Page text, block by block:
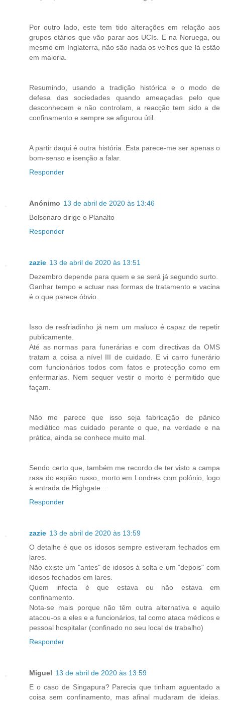
Por outro lado, este tem tido alterações em relação aos
grupos etários que vão parar aos UCIs. E na Noruega, ou
mesmo em Inglaterra, não são nada os velhos que lá estão
em maioria.
Resumindo, usando a tradição histórica e o modo de
defesa das sociedades quando ameaçadas pelo que
desconhecem e não controlam, a reacção tem sido a de
confinamento e sempre se afigurou útil.
A partir daqui é outra história .Esta parece-me ser apenas o
bom-senso e isenção a falar.
Responder
Anónimo 13 de abril de 2020 às 13:46
Bolsonaro dirige o Planalto
Responder
zazie 13 de abril de 2020 às 13:51
Dezembro depende para quem e se será já segundo surto.
Ganhar tempo e actuar nas formas de tratamento e vacina
é o que parece óbvio.
Isso de resfriadinho já nem um maluco é capaz de repetir
publicamente.
Até as normas para funerárias e com directivas da OMS
tratam a coisa a nível III de cuidado. E vi carro funerário
com funcionários todos com fatos e protecção como em
enfermarias. Nem sequer vestir o morto é permitido que
façam.
Não me parece que isso seja fabricação de pânico
mediático mas cuidado perante o que, na verdade e na
prática, ainda se conhece muito mal.
Sendo certo que, também me recordo de ter visto a campa
rasa do espião russo, morto em Londres com polónio, logo
à entrada de Highgate...
Responder
zazie 13 de abril de 2020 às 13:59
O detalhe é que os idosos sempre estiveram fechados em
lares.
Não existe um "antes" de idosos à solta e um "depois" com
idosos fechados em lares.
Quem infecta é que estava ou não estava em
confinamento.
Nota-se mais porque não têm outra alternativa e aquilo
atacou-os a eles e a funcionários, tal como ataca médicos e
pessoal hospitalar (confinado no seu local de trabalho)
Responder
Miguel 13 de abril de 2020 às 13:59
E o caso de Singapura? Parecia que tinham aguentado a
coisa sem confinamento, mas afinal mudaram de ideias.